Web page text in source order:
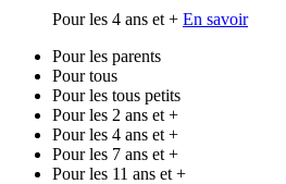
Pour les 4 ans et + En savoir
Pour les parents
Pour tous
Pour les tous petits
Pour les 2 ans et +
Pour les 4 ans et +
Pour les 7 ans et +
Pour les 11 ans et +